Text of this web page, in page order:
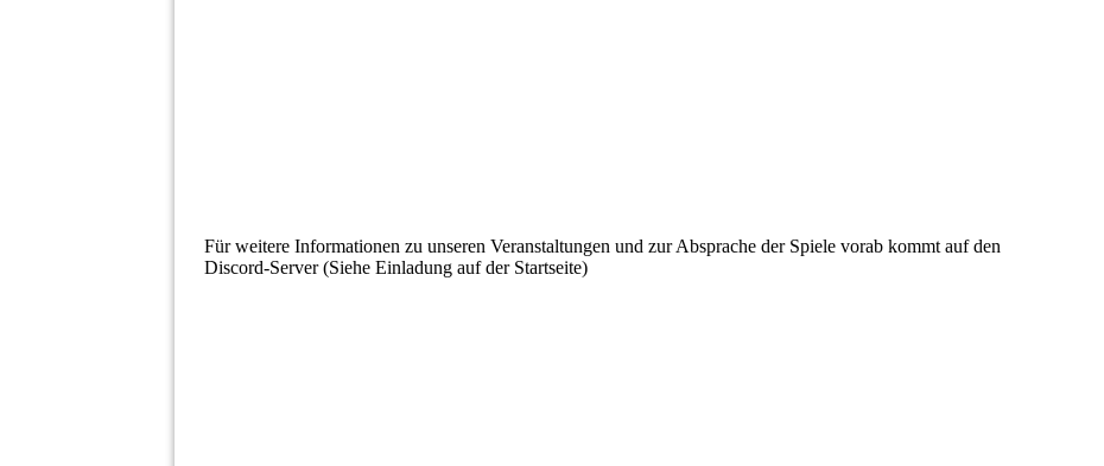
Für weitere Informationen zu unseren Veranstaltungen und zur Absprache der Spiele vorab kommt auf den
Discord-Server (Siehe Einladung auf der Startseite)